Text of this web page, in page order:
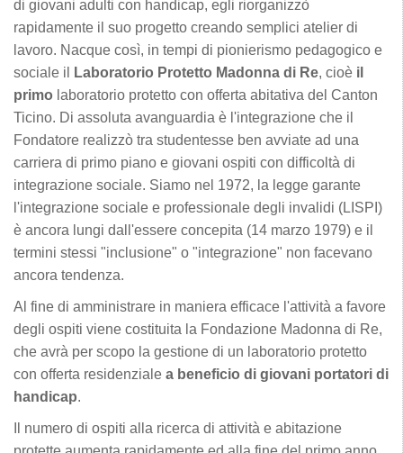
di giovani adulti con handicap, egli riorganizzò
rapidamente il suo progetto creando semplici atelier di
lavoro. Nacque così, in tempi di pionierismo pedagogico e
sociale il
Laboratorio Protetto Madonna di Re, cioè il
primo laboratorio protetto con offerta abitativa del Canton
Ticino. Di assoluta avanguardia è l'integrazione che il
Fondatore realizzò tra studentesse ben avviate ad una
carriera di primo piano e giovani ospiti con difficoltà di
integrazione sociale. Siamo nel 1972, la legge garante
l'integrazione sociale e professionale degli invalidi (LISPI)
è ancora lungi dall'essere concepita (14 marzo 1979) e il
termini stessi "inclusione" o "integrazione" non facevano
ancora tendenza.
Al fine di amministrare in maniera efficace l'attività a favore
degli ospiti viene costituita la Fondazione Madonna di Re,
che avrà per scopo la gestione di un laboratorio protetto
con offerta residenziale a beneficio di giovani portatori di
handicap.
Il numero di ospiti alla ricerca di attività e abitazione